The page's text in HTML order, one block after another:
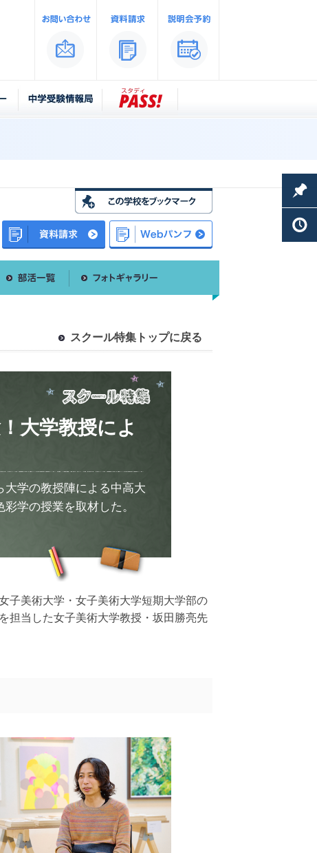
スクール特集トップに戻る
大学教授によ
学の教授陣による中高大
学の授業を取材した。
子美術大学・女子美術大学短期大学部の
担当した女子美術大学教授・坂田勝亮先